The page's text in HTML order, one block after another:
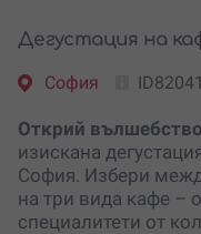
Дегустация на
София ID82041
Открий
изискана
София. Избери
на три вида кафе –
специалитети от